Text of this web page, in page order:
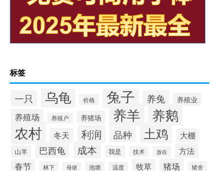
标签
一只 乌龟 价格 兔子 养兔 养殖业
养殖场 养殖户 养猪场 养羊 养鹅
农村 冬天 利润 品种 土鸡 大棚
山羊 巴西龟 成本 我是 技术 放在
方法
春节
林下 母猪 池塘 温度 牧草 猪场 猪舍